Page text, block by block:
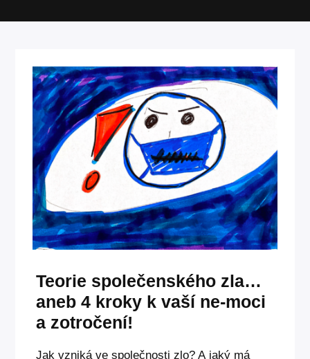
Teorie společenského zla…
aneb 4 kroky k vaší ne-moci
a zotročení!
Jak vzniká ve společnosti zlo? A jaký má